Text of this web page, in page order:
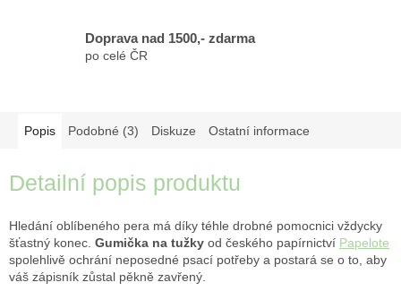
Doprava nad 1500,- zdarma
po celé ČR
Popis Podobné (3) Diskuze Ostatní informace
Detailní popis produktu
Hledání oblíbeného pera má díky téhle drobné pomocnici vždycky
šťastný konec. Gumička na tužky od českého papírnictví Papelote
spolehlivě ochrání neposedné psací potřeby a postará se o to, aby
váš zápisník zůstal pěkně zavřený.